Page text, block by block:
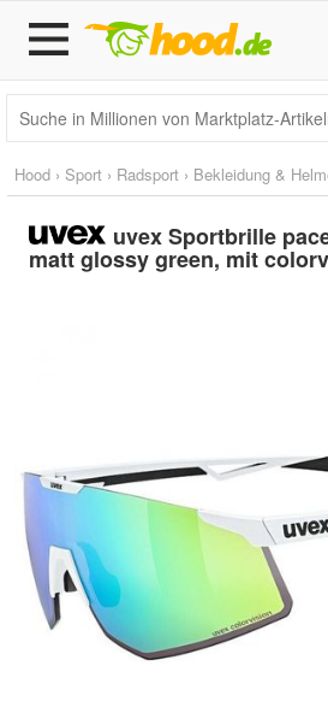
Hood › Sport › Radsport › Bekleidung &
uvex Sportbrille
matt glossy green, mit